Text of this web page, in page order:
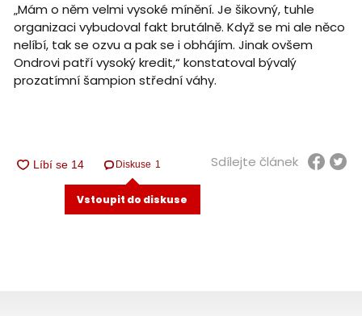
„Mám o něm velmi vysoké mínění. Je šikovný, tuhle
organizaci vybudoval fakt brutálně. Když se mi ale něco
nelíbí, tak se ozvu a pak se i obhájím. Jinak ovšem
Ondrovi patří vysoký kredit,“ konstatoval bývalý
prozatímní šampion střední váhy.
Diskuse 1
Vstoupit do diskuse
Sdílejte článek